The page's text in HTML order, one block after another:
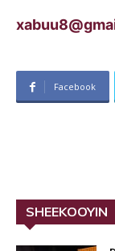
Facebook
SHEEKOOYIN